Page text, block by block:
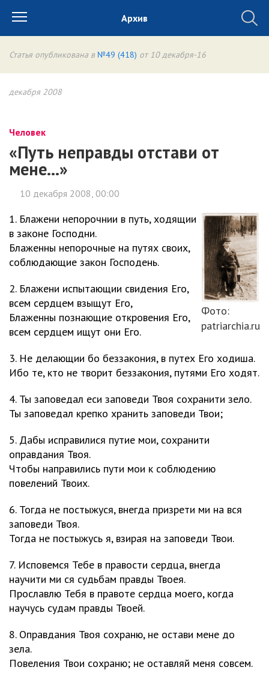
Архив
Статья опубликована в №49 (418) от 10 декабря-16
декабря 2008
Человек
«Путь неправды отстави от
мене…»
10 декабря 2008, 00:00
Фото:
patriarchia.ru
1. Блажени непорочнии в путь, ходящии
в законе Господни.
Блаженны непорочные на путях своих,
соблюдающие закон Господень.
2. Блажени испытающии свидения Его,
всем сердцем взыщут Его,
Блаженны познающие откровения Его,
всем сердцем ищут они Его.
3. Не делающии бо беззакония, в путех Его ходиша.
Ибо те, кто не творит беззакония, путями Его ходят.
4. Ты заповедал еси заповеди Твоя сохранити зело.
Ты заповедал крепко хранить заповеди Твои;
5. Дабы исправилися путие мои, сохранити
оправдания Твоя.
Чтобы направились пути мои к соблюдению
повелений Твоих.
6. Тогда не постыжуся, внегда призрети ми на вся
заповеди Твоя.
Тогда не постыжусь я, взирая на заповеди Твои.
7. Исповемся Тебе в правости сердца, внегда
научити ми ся судьбам правды Твоея.
Прославлю Тебя в правоте сердца моего, когда
научусь судам правды Твоей.
8. Оправдания Твоя сохраню, не остави мене до
зела.
Повеления Твои сохраню; не оставляй меня совсем.